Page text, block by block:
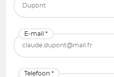
E-mail *
Telefoon *